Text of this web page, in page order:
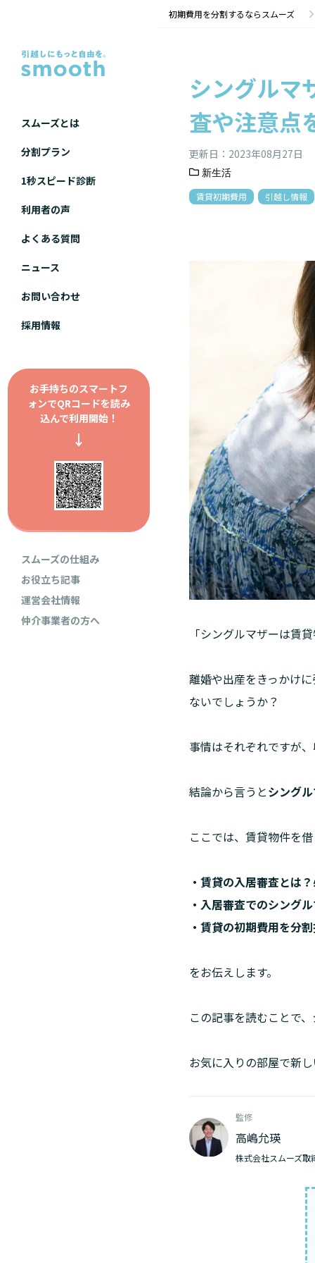
スムーズとは
分割プラン
1秒スピード診断
利用者の声
よくある質問
ニュース
お問い合わせ
採用情報
お手持ちのスマートフ
ォンでQRコードを読み
込んで利用開始！
↓
スムーズの仕組み
お役立ち記事
運営会社情報
仲介事業者の方へ
初期費用を分割するならスムーズ
シングルマ
査や注意点
更新日： 2023年08月27日
新生活
賃貸初期費用 引越し情報
「シングルマザーは賃
離婚や出産をきっかけ
ないでしょうか？
事情はそれぞれですが
結論から言うとシング
ここでは、賃貸物件を
・賃貸の入居審査とは
・入居審査でのシング
・賃貸の初期費用を分
をお伝えします。
この記事を読むことで
お気に入りの部屋で新
監修
高嶋允瑛
株式会社スムーズ取